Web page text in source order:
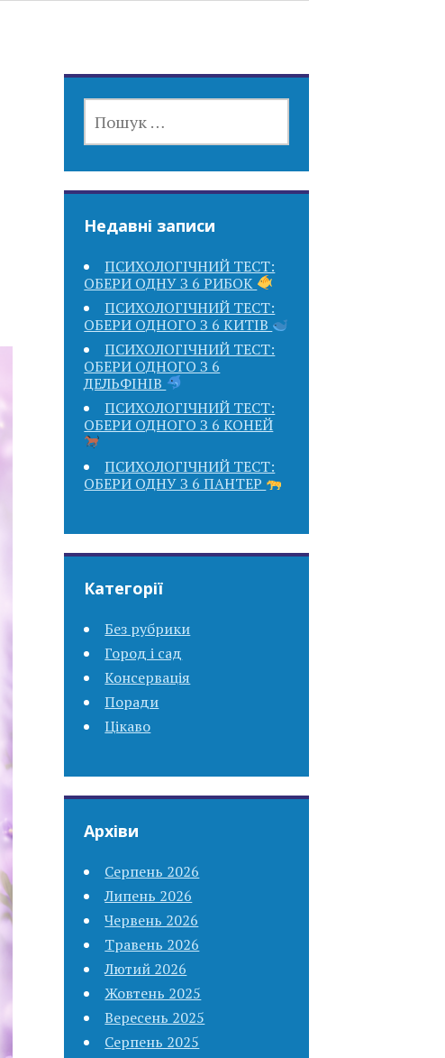
Недавні записи
ПСИХОЛОГІЧНИЙ ТЕСТ:
ОБЕРИ ОДНУ З 6 РИБОК
ПСИХОЛОГІЧНИЙ ТЕСТ:
ОБЕРИ ОДНОГО З 6 КИТІВ
ПСИХОЛОГІЧНИЙ ТЕСТ:
ОБЕРИ ОДНОГО З 6
ДЕЛЬФІНІВ
ПСИХОЛОГІЧНИЙ ТЕСТ:
ОБЕРИ ОДНОГО З 6 КОНЕЙ
ПСИХОЛОГІЧНИЙ ТЕСТ:
ОБЕРИ ОДНУ З 6 ПАНТЕР
Категорії
Без рубрики
Город і сад
Консервація
Поради
Цікаво
Архіви
Серпень 2026
Липень 2026
Червень 2026
Травень 2026
Лютий 2026
Жовтень 2025
Вересень 2025
Серпень 2025